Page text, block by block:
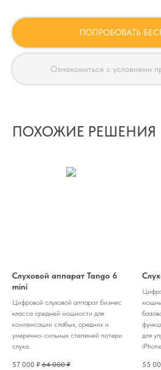
ПОПРОБОВАТЬ
Ознакомиться с условиями
ПОХОЖИЕ РЕШЕНИЯ
Слуховой аппарат Tango 6
mini
Цифровой слуховой аппарат бизнес
класса средней мощности для
компенсации слабых, средних и
умеренно-сильных степеней потери
слуха.
57 000 ₽ 64 000 ₽
для
55